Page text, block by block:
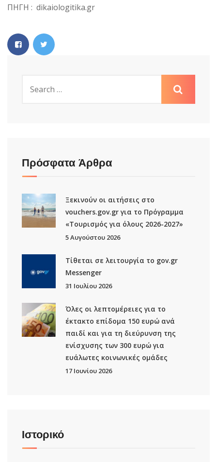
ΠΗΓΗ : dikaiologitika.gr
Πρόσφατα Άρθρα
Ξεκινούν οι αιτήσεις στο
vouchers.gov.gr για το Πρόγραμμα
«Τουρισμός για όλους 2026-2027»
5 Αυγούστου 2026
Τίθεται σε λειτουργία το gov.gr
Μessenger
31 Ιουλίου 2026
Όλες οι λεπτομέρειες για το
έκτακτο επίδομα 150 ευρώ ανά
παιδί και για τη διεύρυνση της
ενίσχυσης των 300 ευρώ για
ευάλωτες κοινωνικές ομάδες
17 Ιουνίου 2026
Ιστορικό